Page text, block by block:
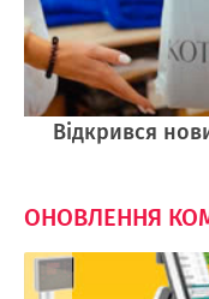
Відкрився
ОНОВЛЕННЯ